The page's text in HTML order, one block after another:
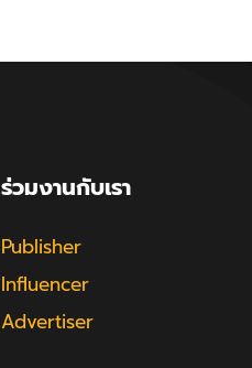
ร่วมงานกับเรา
Publisher
Influencer
Advertiser